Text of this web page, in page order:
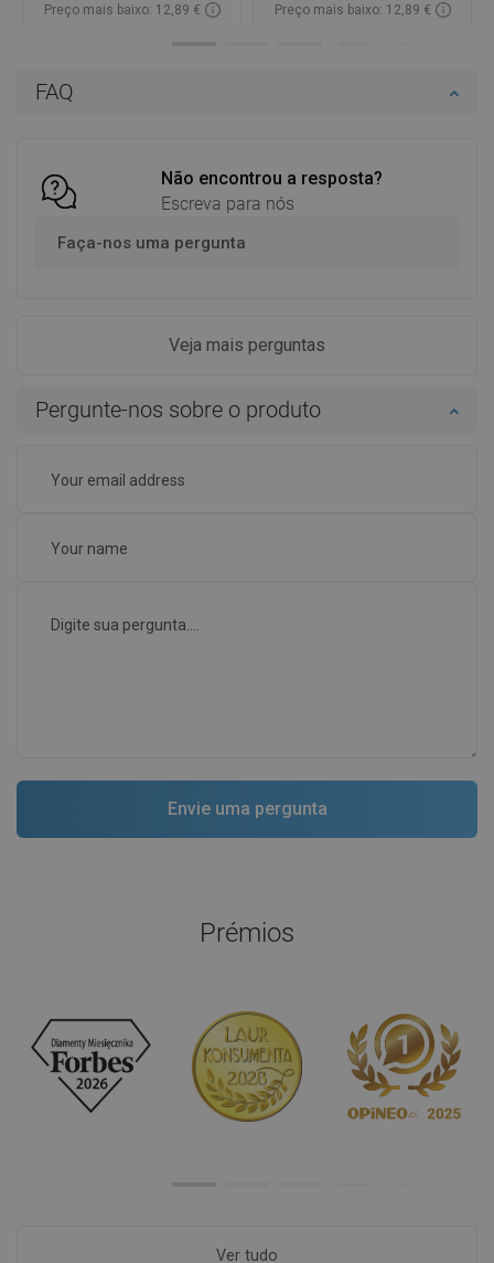
FAQ
Não encontrou a resposta?
Escreva para nós
Faça-nos uma pergunta
Veja mais perguntas
Pergunte-nos sobre o produto
Preço mais baixo: 12,89 €
Preço mais baixo: 12,89 €
Prémios
Ver tudo